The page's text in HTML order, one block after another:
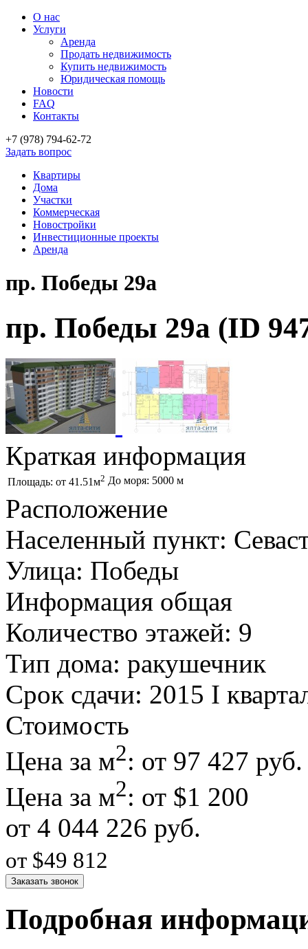
О нас
Услуги
Аренда
Продать недвижимость
Купить недвижимость
Юридическая помощь
Новости
FAQ
Контакты
+7 (978) 794-62-72
Задать вопрос
Квартиры
Дома
Участки
Коммерческая
Новостройки
Инвестиционные проекты
Аренда
пр. Победы 29а
пр. Победы 29а (ID
Краткая информация
Площадь: от 41.51м2 До моря: 5000 м
Расположение
Населенный пункт:
Улица: Победы
Информация общая
Количество этажей: 9
Тип дома: ракушечник
Срок сдачи: 2015 I
Стоимость
Цена за м2: от 97 427 руб.
Цена за м2: от $1 200
от 4 044 226 руб.
от $49 812
Заказать звонок
Подробная